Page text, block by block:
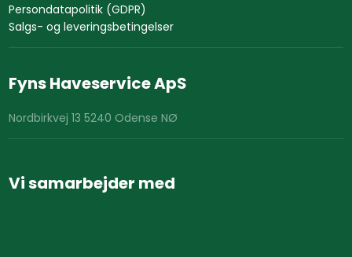
Persondatapolitik (GDPR)
Salgs- og leveringsbetingelser
Fyns Haveservice ApS
Nordbirkvej 13 5240 Odense NØ
Vi samarbejder med